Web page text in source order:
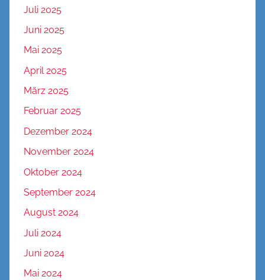
Juli 2025
Juni 2025
Mai 2025
April 2025
März 2025
Februar 2025
Dezember 2024
November 2024
Oktober 2024
September 2024
August 2024
Juli 2024
Juni 2024
Mai 2024